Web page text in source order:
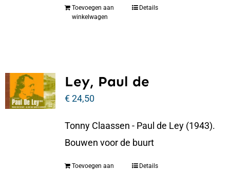
Toevoegen aan
winkelwagen
Details
Ley, Paul de
€24,50
Tonny Claassen - Paul de Ley (1943).
Bouwen voor de buurt
Toevoegen aan Details